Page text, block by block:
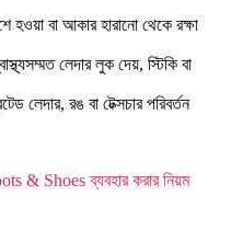
হওয়া বা আকার হারানো থেকে রক্ষা
লেদার লুক দেয়, স্টিকি বা
লেদার, রঙ বা টেক্সচার পরিবর্তন
& Shoes ব্যবহার করার নিয়ম